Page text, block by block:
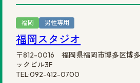
福岡 男性専用
福岡スタジオ
〒812-0016 福岡県福岡市博多区博
ックビル3F
TEL:092-412-0700